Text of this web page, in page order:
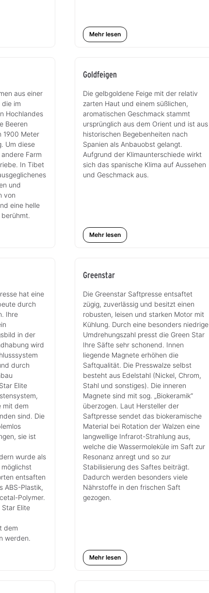
Mehr lesen
aus einer
die im
Hochlandes
Beeren
1900 Meter
Um diese
Farm
In Tibet
und
von
eine helle
Goldfeigen
Die gelbgoldene Feige mit der relativ
zarten Haut und einem süßlichen,
aromatischen Geschmack stammt
ursprünglich aus dem Orient und ist aus
historischen Begebenheiten nach
Spanien als Anbauobst gelangt.
Aufgrund der Klimaunterschiede wirkt
sich das spanische Klima auf Aussehen
und Geschmack aus.
Mehr lesen
hat eine
durch
Ihre
in der
wird
durch
Elite
mit dem
sind. Die
sie ist
wurde als
entsaften
ABS-Plastik,
Polymer.
Star Elite
dem
werden.
Greenstar
Die Greenstar Saftpresse entsaftet
zügig, zuverlässig und besitzt einen
robusten, leisen und starken Motor mit
Kühlung. Durch eine besonders niedrige
Umdrehungszahl presst die Green Star
Ihre Säfte sehr schonend. Innen
liegende Magnete erhöhen die
Saftqualität. Die Presswalze selbst
besteht aus Edelstahl (Nickel, Chrom,
Stahl und sonstiges). Die inneren
Magnete sind mit sog. „Biokeramik“
überzogen. Laut Hersteller der
Saftpresse sendet das biokeramische
Material bei Rotation der Walzen eine
langwellige Infrarot-Strahlung aus,
welche die Wassermoleküle im Saft zur
Resonanz anregt und so zur
Stabilisierung des Saftes beiträgt.
Dadurch werden besonders viele
Nährstoffe in den frischen Saft
gezogen.
Mehr lesen